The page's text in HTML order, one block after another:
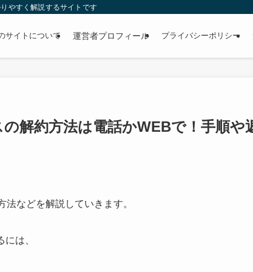
やすく解説するサイトです
サイトについて 運営者プロフィール プライバシーポリシー
の解約方法は電話かWEBで！手順や
法などを解説していきます。
は、